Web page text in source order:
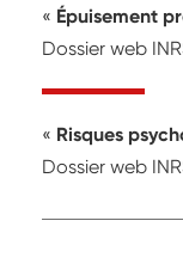
Épuisement
Dossier web
Risques
Dossier web